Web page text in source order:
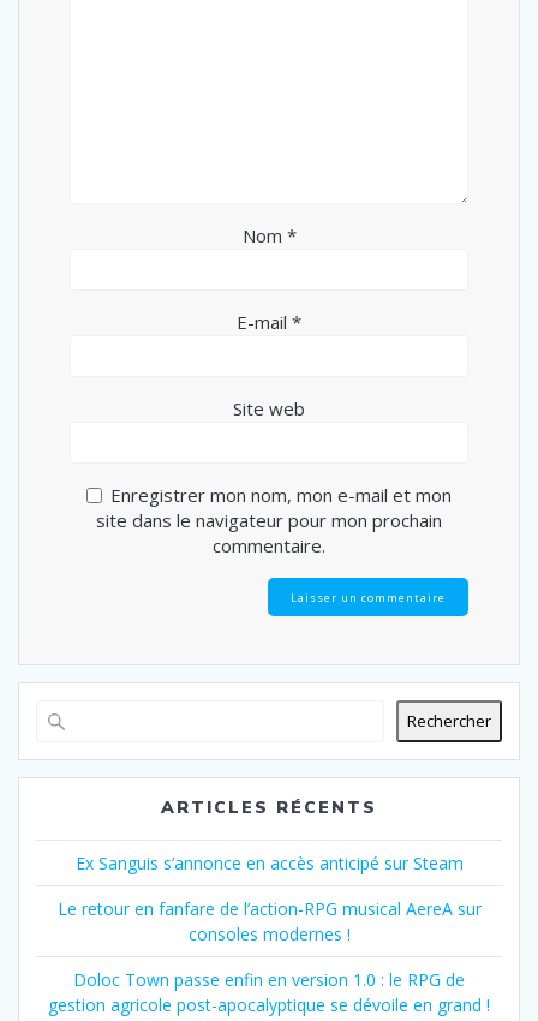
Nom *
E-mail *
Site web
Enregistrer mon nom, mon e-mail et mon
site dans le navigateur pour mon prochain
commentaire.
Rechercher
ARTICLES RÉCENTS
Ex Sanguis s’annonce en accès anticipé sur Steam
Le retour en fanfare de l’action-RPG musical AereA sur
consoles modernes !
Doloc Town passe enfin en version 1.0 : le RPG de
gestion agricole post-apocalyptique se dévoile en grand !